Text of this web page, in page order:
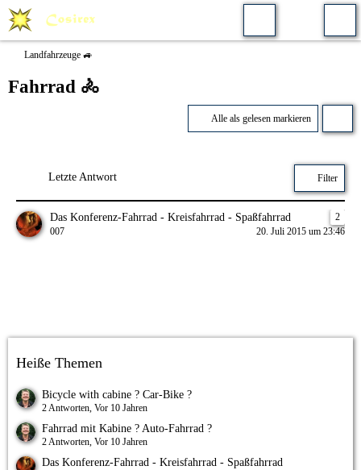
Landfahrzeuge 🚙
Fahrrad 🚴
Alle als gelesen markieren
Letzte Antwort Filter
Das Konferenz-Fahrrad - Kreisfahrrad - Spaßfahrrad
2
007
20. Juli 2015 um 23:46
Heiße Themen
Bicycle with cabine ? Car-Bike ?
2 Antworten, Vor 10 Jahren
Fahrrad mit Kabine ? Auto-Fahrrad ?
2 Antworten, Vor 10 Jahren
Das Konferenz-Fahrrad - Kreisfahrrad - Spaßfahrrad